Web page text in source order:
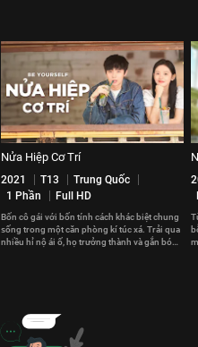
Nửa Hiệp Cơ Trí
2021 T13
Trung Quốc
1 Phần
Full HD
Bốn cô gái với bốn tính cách khác biệt chung
sống trong một căn phòng kí túc xá. Trải qua
nhiều hỉ nộ ái ố, họ trưởng thành và gắn bó